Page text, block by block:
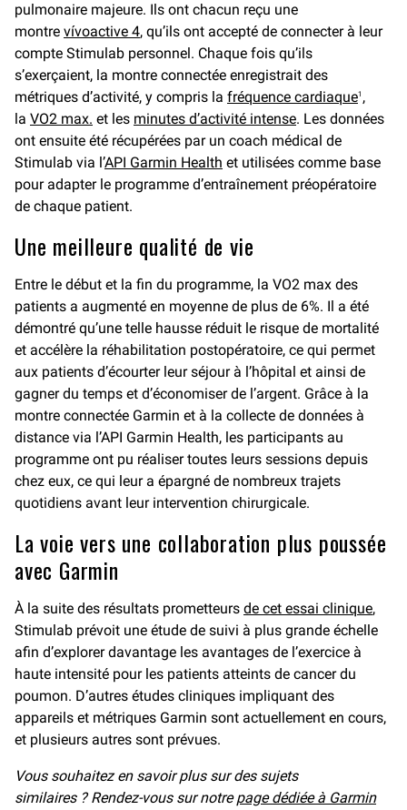
pulmonaire majeure. Ils ont chacun reçu une
montre vívoactive 4, qu’ils ont accepté de connecter à leur
compte Stimulab personnel. Chaque fois qu’ils
s’exerçaient, la montre connectée enregistrait des
métriques d’activité, y compris la fréquence cardiaque1 ,
la VO2 max. et les minutes d’activité intense. Les données
ont ensuite été récupérées par un coach médical de
Stimulab via l’API Garmin Health et utilisées comme base
pour adapter le programme d’entraînement préopératoire
de chaque patient.
Une meilleure qualité de vie
Entre le début et la fin du programme, la VO2 max des
patients a augmenté en moyenne de plus de 6%. Il a été
démontré qu’une telle hausse réduit le risque de mortalité
et accélère la réhabilitation postopératoire, ce qui permet
aux patients d’écourter leur séjour à l’hôpital et ainsi de
gagner du temps et d’économiser de l’argent. Grâce à la
montre connectée Garmin et à la collecte de données à
distance via l’API Garmin Health, les participants au
programme ont pu réaliser toutes leurs sessions depuis
chez eux, ce qui leur a épargné de nombreux trajets
quotidiens avant leur intervention chirurgicale.
La voie vers une collaboration plus poussée
avec Garmin
À la suite des résultats prometteurs de cet essai clinique,
Stimulab prévoit une étude de suivi à plus grande échelle
afin d’explorer davantage les avantages de l’exercice à
haute intensité pour les patients atteints de cancer du
poumon. D’autres études cliniques impliquant des
appareils et métriques Garmin sont actuellement en cours,
et plusieurs autres sont prévues.
Vous souhaitez en savoir plus sur des sujets
similaires ? Rendez-vous sur notrepage dédiée à Garmin